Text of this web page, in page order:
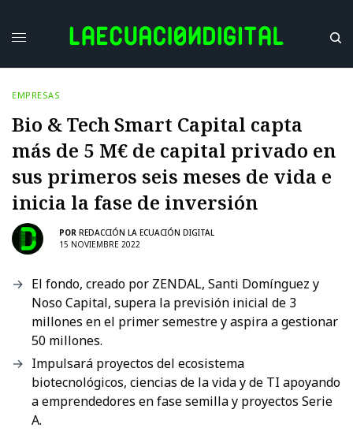
EMPRESAS
Bio & Tech Smart Capital capta
más de 5 M€ de capital privado en
sus primeros seis meses de vida e
inicia la fase de inversión
POR REDACCIÓN LA ECUACIÓN DIGITAL
15 NOVIEMBRE 2022
El fondo, creado por ZENDAL, Santi Domínguez y
Noso Capital, supera la previsión inicial de 3
millones en el primer semestre y aspira a gestionar
50 millones.
Impulsará proyectos del ecosistema
biotecnológicos, ciencias de la vida y de TI apoyando
a emprendedores en fase semilla y proyectos Serie
A.